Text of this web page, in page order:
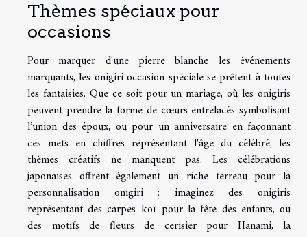
Thèmes spéciaux pour
occasions
Pour marquer d'une pierre blanche les événements
marquants, les onigiri occasion spéciale se prêtent à toutes
les fantaisies. Que ce soit pour un mariage, où les onigiris
peuvent prendre la forme de cœurs entrelacés symbolisant
l’union des époux, ou pour un anniversaire en façonnant
ces mets en chiffres représentant l'âge du célébré, les
thèmes créatifs ne manquent pas. Les célébrations
japonaises offrent également un riche terreau pour la
personnalisation onigiri : imaginez des onigiris
représentant des carpes koï pour la fête des enfants, ou
des motifs de fleurs de cerisier pour Hanami, la